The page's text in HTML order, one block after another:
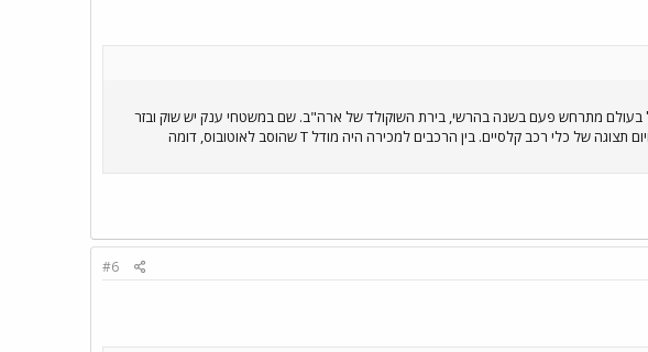
בעולם מתרחש פעם בשנה בהרשי, בירת השוקולד של ארה"ב. שם במשטחי ענק יש שוק ובזר
לחלפים וחזרתי עם אולי 50 ק"ג חלקים למוסטנג), שוק למכירת רכב עתיק עם מאות מכוניות, ויום תצוגה של כלי רכב קלסיים. בין הרכבים למכירה היה מודל T שהוסב לאוטובוס, דומה
#6